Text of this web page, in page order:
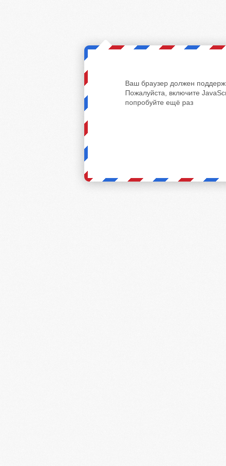
Ваш браузер должен
Пожалуйста, включите
попробуйте ещё раз